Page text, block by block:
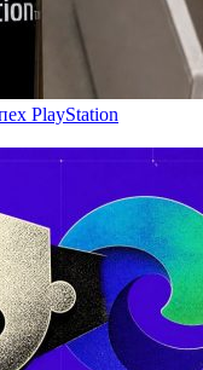
PlayStation